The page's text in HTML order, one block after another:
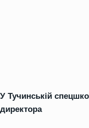
У Тучинській
директора